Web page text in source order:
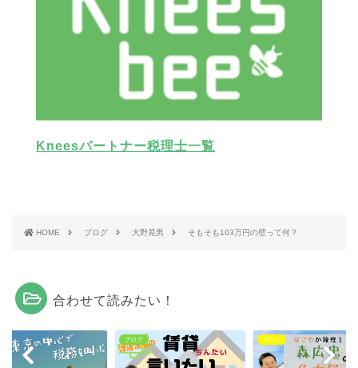
Kneesパートナー税理士一覧
HOME ブログ 大野晃男 そもそも103万円の壁って何？
合わせて読みたい！
ブログ ブログ